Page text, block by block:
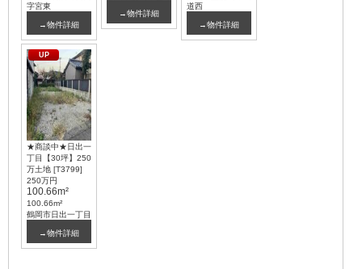
字宮東
→物件詳細
→物件詳細
道西
→物件詳細
UP
★商談中★日出一
丁目【30坪】250
万土地 [T3799]
250万円
100.66m²
100.66m²
鶴岡市日出一丁目
→物件詳細